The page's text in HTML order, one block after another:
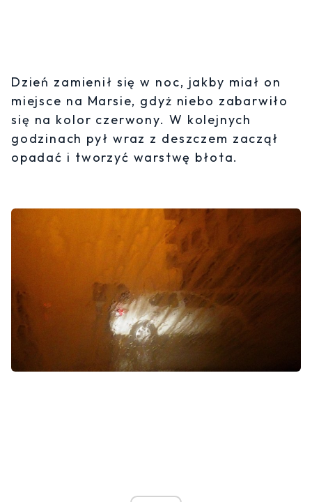
Dzień zamienił się w noc, jakby miał on
miejsce na Marsie, gdyż niebo zabarwiło
się na kolor czerwony. W kolejnych
godzinach pył wraz z deszczem zaczął
opadać i tworzyć warstwę błota.